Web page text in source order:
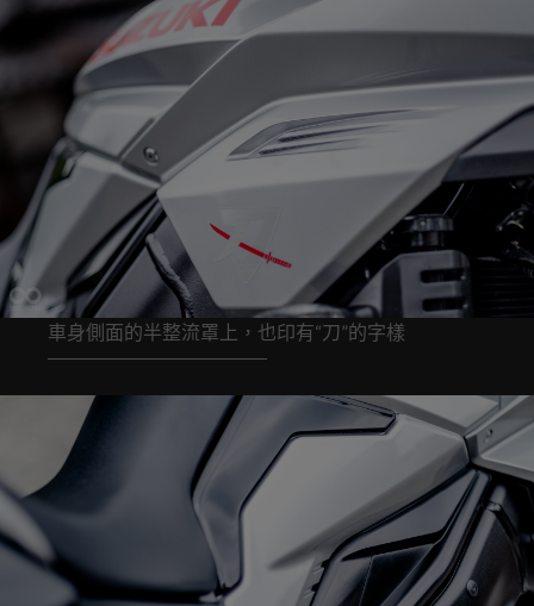
車身側面的半整流罩上，也印有“刀”的字樣